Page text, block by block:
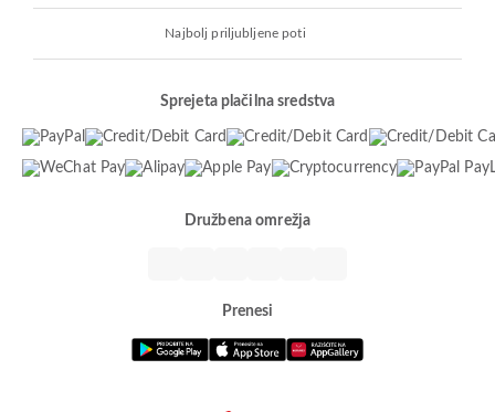
Najbolj priljubljene poti
Sprejeta plačilna sredstva
Družbena omrežja
Prenesi